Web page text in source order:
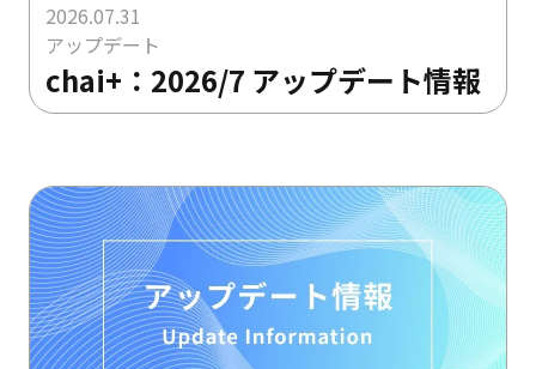
2026.07.31
アップデート
chai+：2026/7 アップデート情報